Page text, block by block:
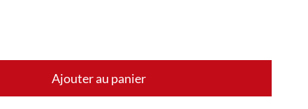
Ajouter au panier